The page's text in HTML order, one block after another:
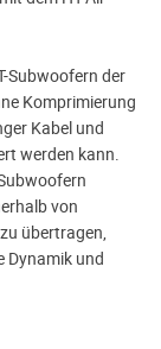
Subwoofern der
Komprimierung
Kabel und
werden kann.
von
übertragen,
Dynamik und